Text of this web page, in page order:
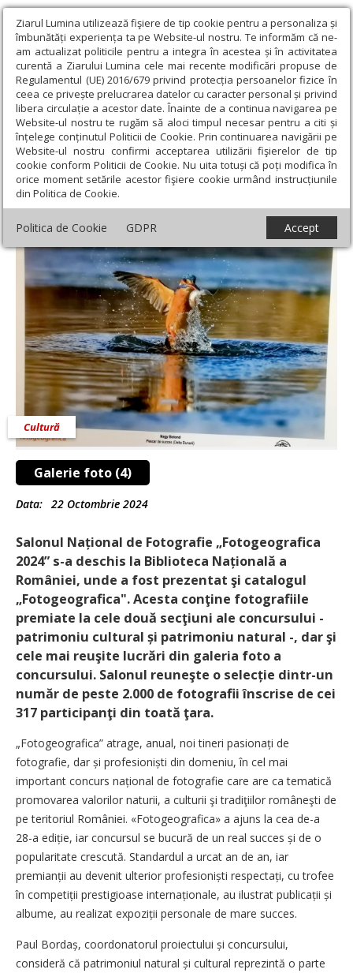
Ziarul Lumina utilizează fişiere de tip cookie pentru a personaliza și
îmbunătăți experiența ta pe Website-ul nostru. Te informăm că ne-
am actualizat politicile pentru a integra în acestea și în activitatea
curentă a Ziarului Lumina cele mai recente modificări propuse de
Regulamentul (UE) 2016/679 privind protecția persoanelor fizice în
ceea ce privește prelucrarea datelor cu caracter personal și privind
libera circulație a acestor date. Înainte de a continua navigarea pe
Website-ul nostru te rugăm să aloci timpul necesar pentru a citi și
înțelege conținutul Politicii de Cookie. Prin continuarea navigării pe
Website-ul nostru confirmi acceptarea utilizării fişierelor de tip
cookie conform Politicii de Cookie. Nu uita totuși că poți modifica în
orice moment setările acestor fişiere cookie urmând instrucțiunile
din Politica de Cookie.
Politica de Cookie GDPR Accept
Ziarul Lumina › Educaţie și Cultură › Cultură › Salonul Național
de Fotografie 2024
Salonul Național de Fotografie 2024
Galerie foto (4)
Cultură
Data: 22 Octombrie 2024
Salonul Național de Fotografie „Fotogeografica
2024” s-a deschis la Biblioteca Națională a
României, unde a fost prezentat şi catalogul
„Fotogeografica". Acesta conţine fotografiile
premiate la ce­le două secţiuni ale concursului -
patrimoniu cultural și patrimoniu natural -, dar şi
cele mai reuşite lucrări din galeria foto a
concursului. Salonul reuneşte o selecție dintr-un
număr de peste 2.000 de fotografii înscrise de cei
317 participanţi din toată ţara.
„Fotogeografica” atrage, anual, noi tineri pasionați de
fotografie, dar și profesioniști din domeniu, în cel mai
important concurs național de fotografie care are ca tematică
promovarea valorilor naturii, a culturii şi tradiţiilor româneşti de
pe teritoriul României. «Fotogeografica» a ajuns la cea ­de-a
28-a ediție, iar concursul se bucură de un real succes și de o
popularitate crescută. Standardul a urcat an de an, iar
premianții au devenit ulterior profesioniști respectați, cu trofee
în competiții prestigioase internaționale, au ilustrat publicații și
albume, au realizat expoziții personale de mare succes.
Paul Bordaș, coordonatorul proiectului și concursului,
consideră că patrimoniul natural și cultural reprezintă o parte